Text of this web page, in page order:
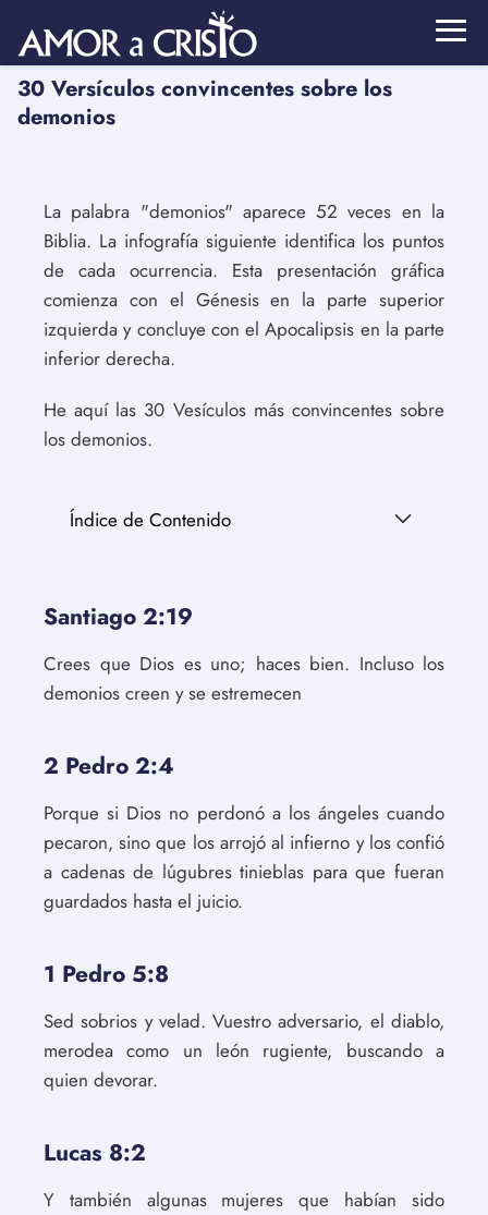
30 Versículos convincentes sobre los
demonios
La palabra "demonios" aparece 52 veces en la
Biblia. La infografía siguiente identifica los puntos
de cada ocurrencia. Esta presentación gráfica
comienza con el Génesis en la parte superior
izquierda y concluye con el Apocalipsis en la parte
inferior derecha.
He aquí las 30 Vesículos más convincentes sobre
los demonios.
Índice de Contenido
Santiago 2:19
Crees que Dios es uno; haces bien. Incluso los
demonios creen y se estremecen
2 Pedro 2:4
Porque si Dios no perdonó a los ángeles cuando
pecaron, sino que los arrojó al infierno y los confió
a cadenas de lúgubres tinieblas para que fueran
guardados hasta el juicio.
1 Pedro 5:8
Sed sobrios y velad. Vuestro adversario, el diablo,
merodea como un león rugiente, buscando a
quien devorar.
Lucas 8:2
Y también algunas mujeres que habían sido